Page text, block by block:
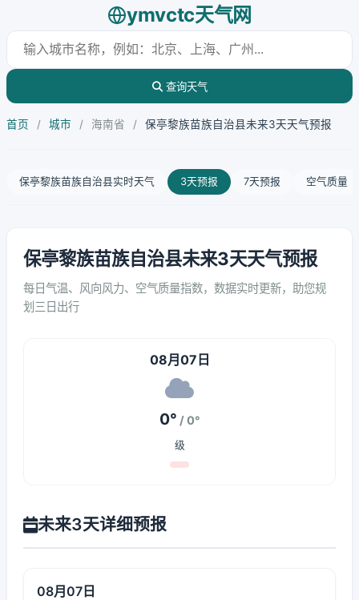
ymvctc天气网
查询天气
首页 / 城市 / 海南省 / 保亭黎族苗族自治县未来3天天气预报
保亭黎族苗族自治县实时天气 3天预报 7天预报 空气质量
保亭黎族苗族自治县未来3天天气预报
每日气温、风向风力、空气质量指数，数据实时更新，助您规
划三日出行
08月07日
0° / 0°
级
未来3天详细预报
08月07日